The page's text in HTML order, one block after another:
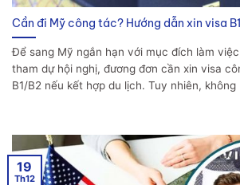
Cần đi Mỹ công tác? Hướng dẫn xin visa
Để sang Mỹ ngắn hạn với mục đích làm
tham dự hội nghị, đương đơn cần xin visa
B1/B2 nếu kết hợp du lịch. Tuy nhiên, không
19
Th12